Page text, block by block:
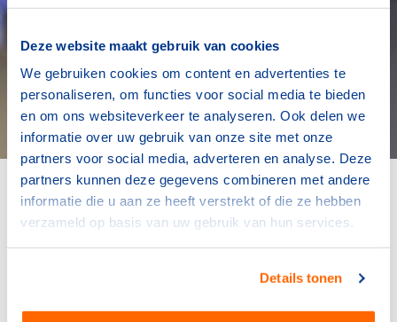
Deze website maakt gebruik van cookies
We gebruiken cookies om content en advertenties te
personaliseren, om functies voor social media te bieden
en om ons websiteverkeer te analyseren. Ook delen we
informatie over uw gebruik van onze site met onze
partners voor social media, adverteren en analyse. Deze
partners kunnen deze gegevens combineren met andere
informatie die u aan ze heeft verstrekt of die ze hebben
verzameld op basis van uw gebruik van hun services.
Details tonen
Een gezamenlijke verantwoordelijkheid
VWS: "Topsportprestaties krijgen meer glans en meer